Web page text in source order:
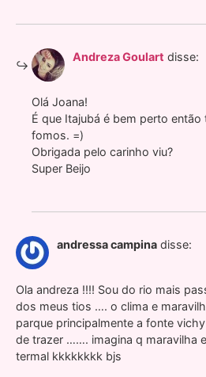
Andreza Goulart disse:
Olá Joana!
É que Itajubá é bem perto
fomos. =)
Obrigada pelo carinho viu?
Super Beijo
andressa campina disse:
Ola andreza !!!! Sou do rio mais
dos meus tios …. o clima e
parque principalmente a fonte
de trazer ……. imagina q maravilha
termal kkkkkkkk bjs